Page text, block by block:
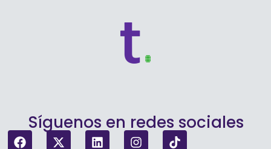
Síguenos en redes sociales